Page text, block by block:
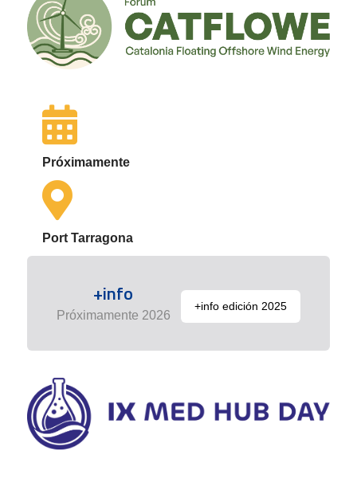
Próximamente
Port Tarragona
+info
Próximamente 2026
+info edición 2025